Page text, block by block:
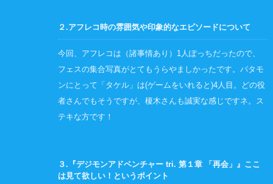
２.アフレコ時の雰囲気や印象的なエピソードについて
今回、アフレコは（諸事情あり）1人ぽっちだったので、
フェスの集合写真がとてもうらやましかったです。パタモ
ンにとって「タケル」は(ゲームをいれると)4人目。どの役
者さんでもそうですが、榎木さんも誠実な感じですネ。ス
テキな方です！
３.『デジモンアドベンチャー tri. 第１章 「再会」』ここ
は見て欲しい！というポイント